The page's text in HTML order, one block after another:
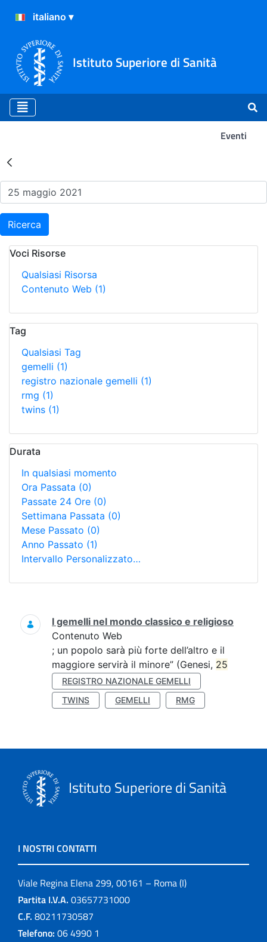
Istituto Superiore di Sanità
Eventi
Risultati della Ricerca -
Ricerca
Voci Risorse
Qualsiasi Risorsa
Contenuto Web (1)
Tag
Qualsiasi Tag
gemelli (1)
registro nazionale gemelli (1)
rmg (1)
twins (1)
Durata
In qualsiasi momento
Ora Passata (0)
Passate 24 Ore (0)
Settimana Passata (0)
Mese Passato (0)
Anno Passato (1)
Intervallo Personalizzato…
Ricerca
I gemelli nel mondo classico e religioso
Contenuto Web
; un popolo sarà più forte dell’altro e il
maggiore servirà il minore” (Genesi, 25
REGISTRO NAZIONALE GEMELLI
TWINS
GEMELLI RMG
Istituto Superiore di Sanità
I NOSTRI CONTATTI
Viale Regina Elena 299, 00161 – Roma (I)
Partita I.V.A. 03657731000
C.F. 80211730587
Telefono: 06 4990 1